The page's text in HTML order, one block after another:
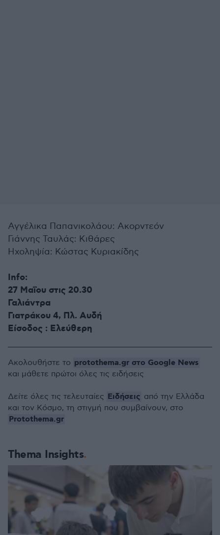
Αγγέλικα Παπανικολάου: Ακορντεόν
Γιάννης Ταυλάς: Κιθάρες
Ηχοληψία: Κώστας Κυριακίδης
Info:
27 Μαΐου στις 20.30
Γαλιάντρα
Γιατράκου 4, Πλ. Αυδή
Είσοδος : Ελεύθερη
Thema Insights
Ακολουθήστε το protothema.gr στο Google News
και μάθετε πρώτοι όλες τις ειδήσεις
Δείτε όλες τις τελευταίες Ειδήσεις από την Ελλάδα
και τον Κόσμο, τη στιγμή που συμβαίνουν, στο
Protothema.gr